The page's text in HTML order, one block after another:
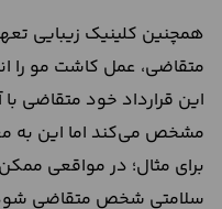
همچنین کلینیک زیبایی
متقاضی، عمل کاشت مو را
این قرارداد خود متقاضی
مشخص می‌کند اما این به
برای مثال؛ در مواقعی
سلامتی شخص متقاضی شود.